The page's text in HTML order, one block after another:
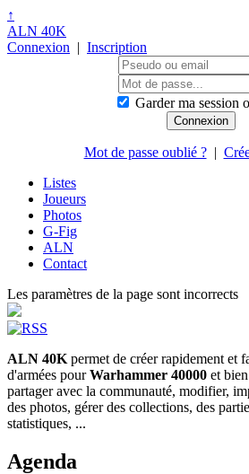
↑
ALN 40K
Connexion | Inscription
Garder ma session
Mot de passe oublié ?|
Listes
Joueurs
Photos
G-Fig
ALN
Contact
Les paramètres de la page sont incorrects
ALN 40K permet de créer rapidement et
d'armées pourWarhammer 40000 et
partager avec la communauté, modifier,
des photos, gérer des collections, des
statistiques, ...
Agenda